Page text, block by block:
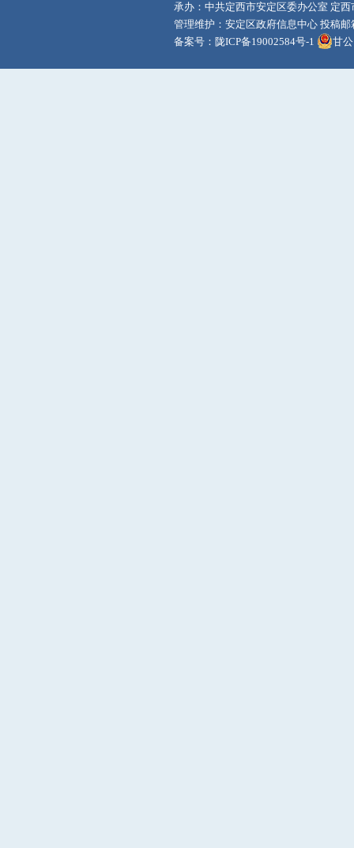
承办：中共定西市安定区委办公室 定
管理维护：安定区政府信息中心 投稿邮
备案号： 陇ICP备19002584号-1 甘